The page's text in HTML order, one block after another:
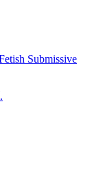
Submissive